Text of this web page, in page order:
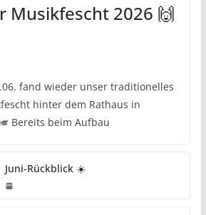
Musikfescht 2026 🙌
fand wieder unser traditionelles
hinter dem Rathaus in
Bereits beim Aufbau
Juni-Rückblick ☀️